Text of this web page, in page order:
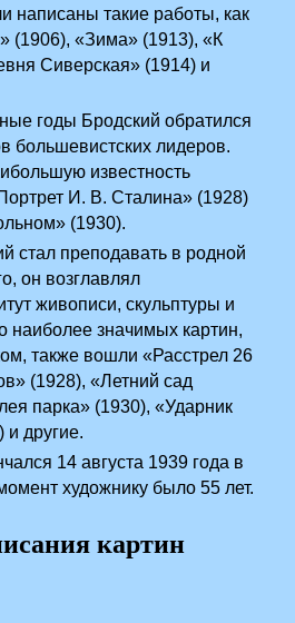
написаны такие работы, как
(1906), «Зима» (1913), «К
Сиверская» (1914) и
годы Бродский обратился
большевистских лидеров.
известность
И. В. Сталина» (1928)
(1930).
стал преподавать в родной
он возглавлял
живописи, скульптуры и
наиболее значимых картин,
также вошли «Расстрел 26
(1928), «Летний сад
парка» (1930), «Ударник
и другие.
14 августа 1939 года в
художнику было 55 лет.
картин